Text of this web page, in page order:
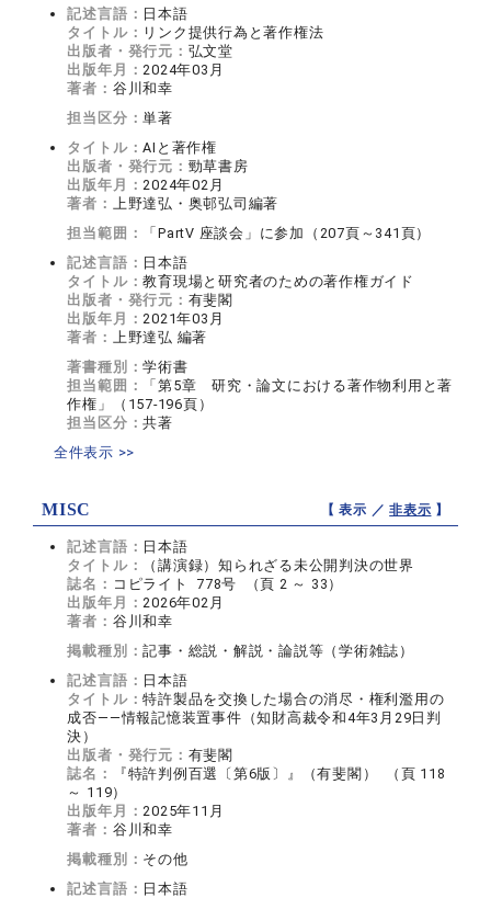
記述言語： 日本語
タイトル： リンク提供行為と著作権法
出版者・発行元： 弘文堂
出版年月：2024年03月
著者： 谷川和幸
担当区分：単著
タイトル：AIと著作権
出版者・発行元： 勁草書房
出版年月：2024年02月
著者： 上野達弘・奥邨弘司編著
担当範囲：
「PartV 座談会」に参加（207頁～341頁）
記述言語： 日本語
タイトル：教育現場と研究者のための著作権ガイド
出版者・発行元： 有斐閣
出版年月：2021年03月
著者： 上野達弘 編著
著書種別：学術書
担当範囲：
「第5章 研究・論文における著作物利用と著
作権」（157-196頁）
担当区分：共著
全件表示 >>
MISC 【 表示 ／非表示 】
記述言語： 日本語
タイトル：
（講演録）知られざる未公開判決の世界
誌名： コピライト 778号 （頁 2 ～ 33）
出版年月：2026年02月
著者： 谷川和幸
掲載種別：記事・総説・解説・論説等（学術雑誌）
記述言語： 日本語
タイトル：特許製品を交換した場合の消尽・権利濫用の
成否――情報記憶装置事件（知財高裁令和4年3月29日判
決）
出版者・発行元： 有斐閣
誌名：
『特許判例百選〔第6版〕』（有斐閣） （頁 118
～ 119）
出版年月：2025年11月
著者： 谷川和幸
掲載種別： その他
記述言語： 日本語